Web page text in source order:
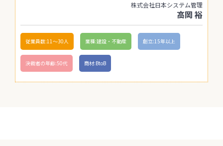
株式会社日本システム管理
高岡 裕
従業員数:11〜30人 業種:建設・不動産 創立:15年以上
決裁者の年齢:50代 商材:BtoB